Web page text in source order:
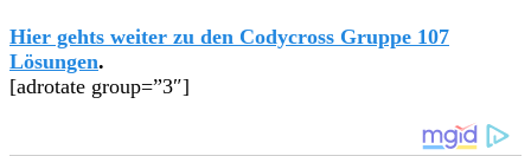
Hier gehts weiter zu den Codycross Gruppe 107
Lösungen.
[adrotate group=”3″]